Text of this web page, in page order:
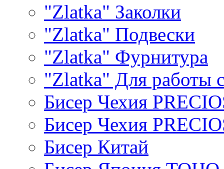
"Zlatka" Заколки
"Zlatka" Подвески
"Zlatka" Фурнитура
"Zlatka" Для работы
Бисер Чехия
Бисер Чехия
Бисер Китай